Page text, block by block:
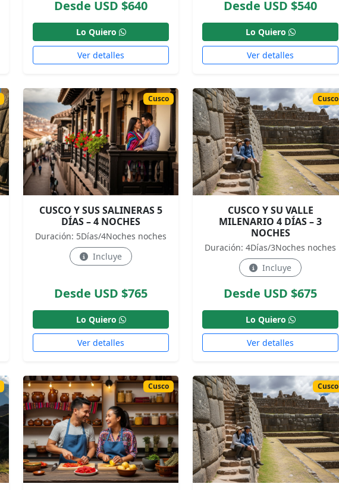
Desde USD $640
Lo Quiero
Ver detalles
Desde USD $540
Lo Quiero
Ver detalles
Cusco
CUSCO Y SUS SALINERAS 5
DÍAS – 4 NOCHES
Duración: 5Días/4Noches noches
Incluye
Desde USD $765
Lo Quiero
Ver detalles
Cusco
CUSCO Y SU VALLE
MILENARIO 4 DÍAS – 3
NOCHES
Duración: 4Días/3Noches noches
Incluye
Desde USD $675
Lo Quiero
Ver detalles
Cusco Cusco